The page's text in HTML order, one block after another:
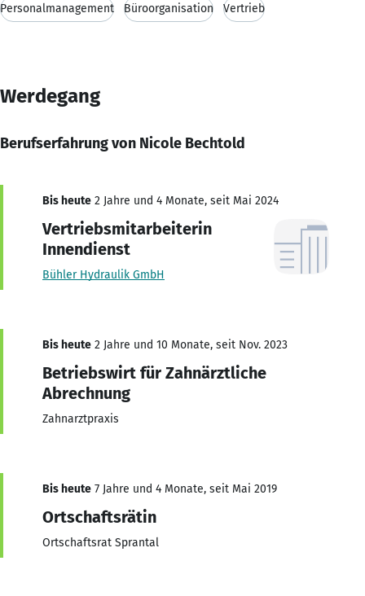
Personalmanagement Büroorganisation Vertrieb
Werdegang
Berufserfahrung von Nicole Bechtold
Bis heute 2 Jahre und 4 Monate, seit Mai 2024
Vertriebsmitarbeiterin
Innendienst
Bühler Hydraulik GmbH
Bis heute 2 Jahre und 10 Monate, seit Nov. 2023
Betriebswirt für Zahnärztliche
Abrechnung
Zahnarztpraxis
Bis heute 7 Jahre und 4 Monate, seit Mai 2019
Ortschaftsrätin
Ortschaftsrat Sprantal